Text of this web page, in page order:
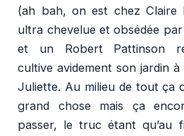
(ah bah, on est chez Claire
ultra chevelue et obsédée
et un Robert Pattinson
cultive avidement son jardin
Juliette. Au milieu de tout ça
grand chose mais ça
passer, le truc étant qu’au